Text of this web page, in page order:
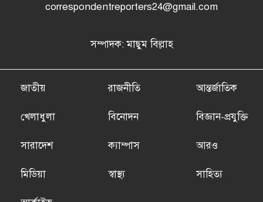
correspondentreporters24@gmail.com
সম্পাদক: মাছুম বিল্লাহ
জাতীয় রাজনীতি আন্তর্জাতিক
খেলাধুলা বিনোদন বিজ্ঞান-প্রযুক্তি
সারাদেশ ক্যাম্পাস আরও
মিডিয়া স্বাস্থ্য সাহিত্য